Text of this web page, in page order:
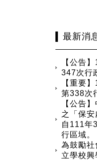
最新消
【公告
347次行
【重要
第338次
【公告
之「保
自111年
行區域。
為鼓勵社
立學校